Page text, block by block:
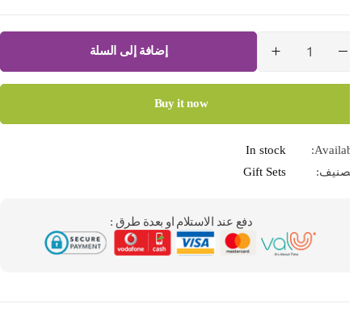
إضافة إلى السلة
Buy it now
In stock
Gift Sets
دفع عند الاستلام او بعدة طرق :